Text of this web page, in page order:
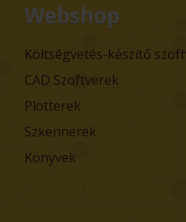
Webshop
Költségvetés-készítő
CAD Szoftverek
Plotterek
Szkennerek
Könyvek